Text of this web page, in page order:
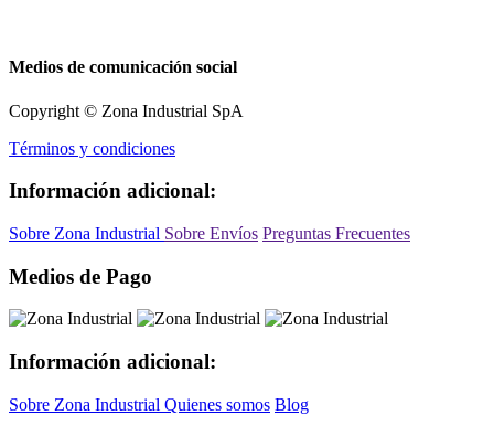
Medios de comunicación social
Copyright © Zona Industrial SpA
Términos y condiciones
Información adicional:
Sobre Zona Industrial Sobre Envíos Preguntas Frecuentes
Medios de Pago
Información adicional:
Sobre Zona Industrial Quienes somos Blog